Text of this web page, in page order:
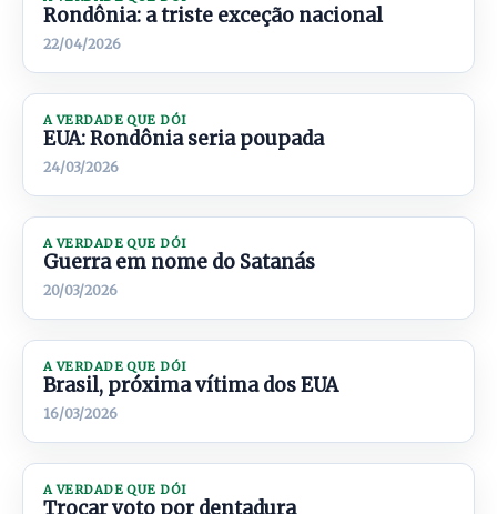
Rondônia: a triste exceção nacional
22/04/2026
A VERDADE QUE DÓI
EUA: Rondônia seria poupada
24/03/2026
A VERDADE QUE DÓI
Guerra em nome do Satanás
20/03/2026
A VERDADE QUE DÓI
Brasil, próxima vítima dos EUA
16/03/2026
A VERDADE QUE DÓI
Trocar voto por dentadura